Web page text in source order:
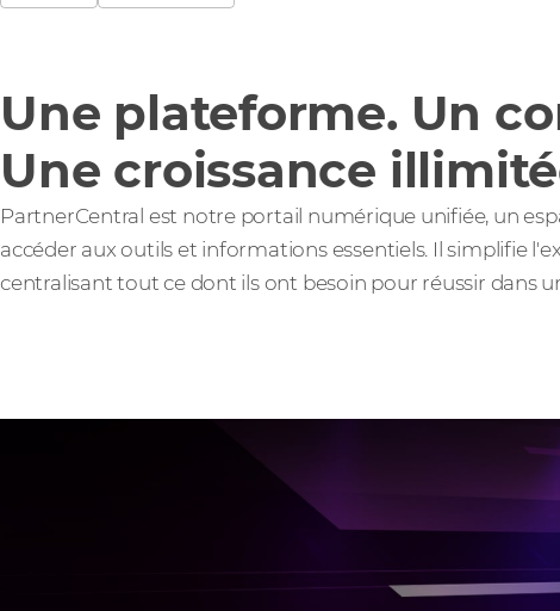
Une plateforme. Un
Une croissance
PartnerCentral est notre portail numérique unifiée, un
accéder aux outils et informations essentiels. Il simplifie
centralisant tout ce dont ils ont besoin pour réussir dans